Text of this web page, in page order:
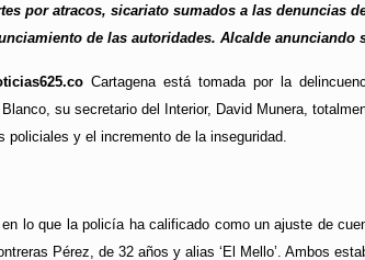
por atracos, sicariato sumados a las denuncias
de las autoridades. Alcalde
Cartagena está tomada por la
su secretario del Interior, David Munera,
policiales y el incremento de la inseguridad.
lo que la policía ha calificado como un ajuste de
Pérez, de 32 años y alias ‘El Mello’. Ambos